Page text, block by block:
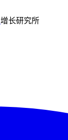
增长研究所